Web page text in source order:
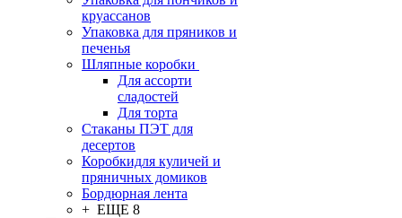
круассанов
Упаковка для пряников и
печенья
Шляпные коробки
Для ассорти
сладостей
Для торта
Стаканы ПЭТ для
десертов
Коробкидля куличей и
пряничных домиков
Бордюрная лента
+ ЕЩЕ 8